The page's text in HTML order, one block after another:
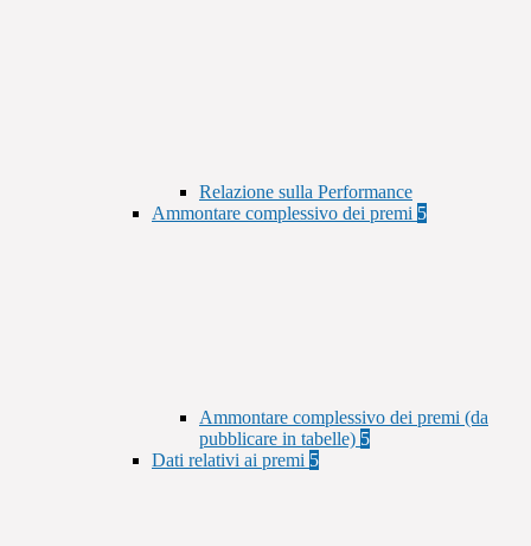
Relazione sulla Performance
Ammontare complessivo dei premi 5
Ammontare complessivo dei premi (da
pubblicare in tabelle) 5
Dati relativi ai premi 5